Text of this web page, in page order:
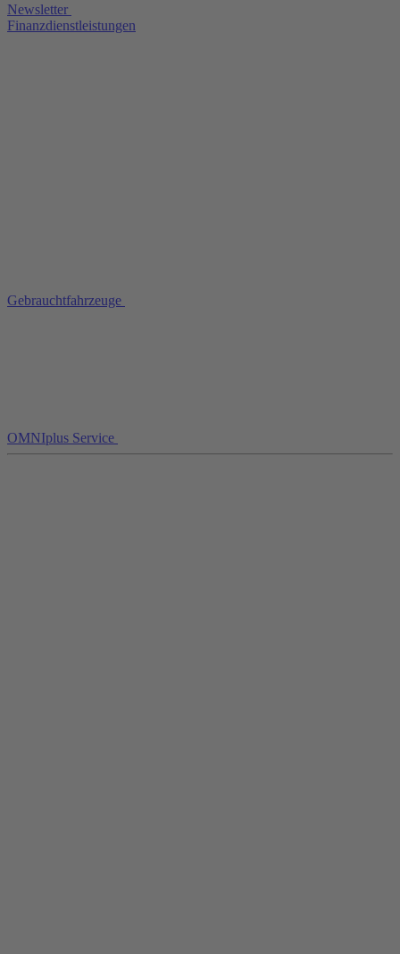
Newsletter
Finanzdienstleistungen
Gebrauchtfahrzeuge
OMNIplus Service